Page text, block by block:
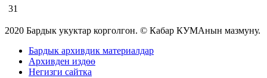
31
2020 Бардык укуктар корголгон. © Кабар КУМАнын мазмуну.
Бардык архивдик материалдар
Архивден издөө
Негизги сайтка